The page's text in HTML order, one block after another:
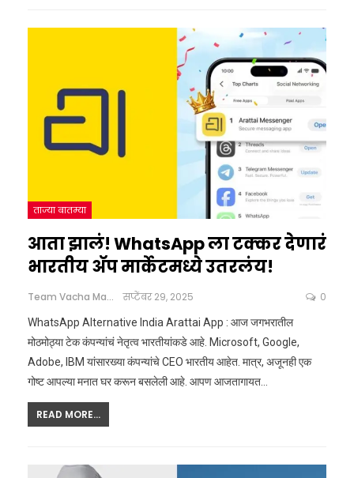
ताज्या बातम्या
आता झालं! WhatsApp ला टक्कर देणारं
भारतीय अ‍ॅप मार्केटमध्ये उतरलंय!
Team Vacha Marathi सप्टेंबर 29, 2025 0
WhatsApp Alternative India Arattai App : आज जगभरातील
मोठमोठ्या टेक कंपन्यांचं नेतृत्व भारतीयांकडे आहे. Microsoft, Google,
Adobe, IBM यांसारख्या कंपन्यांचे CEO भारतीय आहेत. मात्र, अजूनही एक
गोष्ट आपल्या मनात घर करून बसलेली आहे. आपण आजतागायत
READ MORE...